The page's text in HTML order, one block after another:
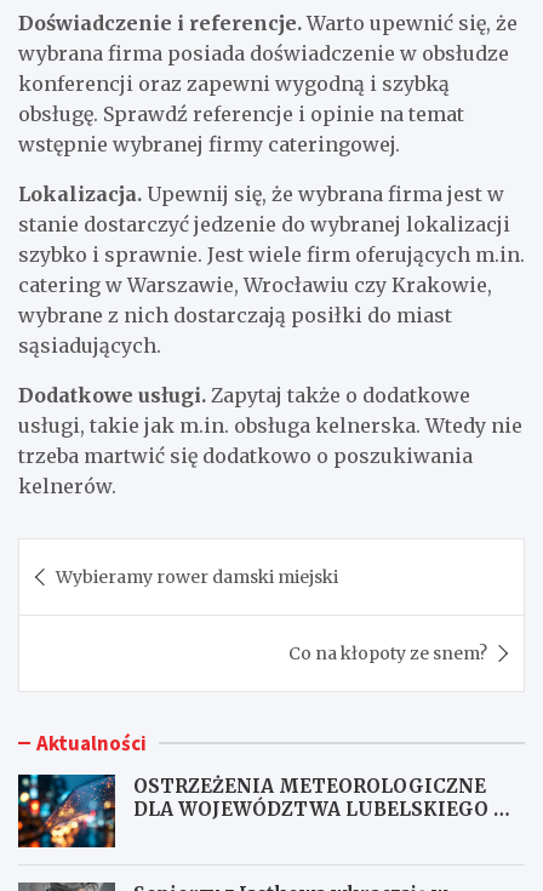
Doświadczenie i referencje.Warto upewnić się, że
wybrana firma posiada doświadczenie w obsłudze
konferencji oraz zapewni wygodną i szybką
obsługę. Sprawdź referencje i opinie na temat
wstępnie wybranej firmy cateringowej.
Lokalizacja. Upewnij się, że wybrana firma jest w
stanie dostarczyć jedzenie do wybranej lokalizacji
szybko i sprawnie. Jest wiele firm oferujących m.in.
catering w Warszawie, Wrocławiu czy Krakowie,
wybrane z nich dostarczają posiłki do miast
sąsiadujących.
Dodatkowe usługi. Zapytaj także o dodatkowe
usługi, takie jak m.in. obsługa kelnerska. Wtedy nie
trzeba martwić się dodatkowo o poszukiwania
kelnerów.
wpisu
Wybieramy rower damski miejski
Co na kłopoty ze snem?
Aktualności
OSTRZEŻENIA METEOROLOGICZNE
DLA WOJEWÓDZTWA LUBELSKIEGO NR